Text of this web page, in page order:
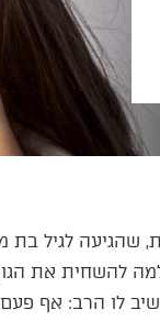
שהגיעה לגיל בת
להשחית את
לו הרב: אף